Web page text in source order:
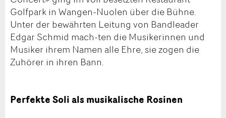
Golfpark in Wangen-Nuolen über die Bühne.
Unter der bewährten Leitung von Bandleader
Edgar Schmid mach-ten die Musikerinnen und
Musiker ihrem Namen alle Ehre, sie zogen die
Zuhörer in ihren Bann.
Perfekte Soli als musikalische Rosinen